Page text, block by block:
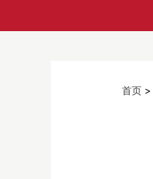
首页 >